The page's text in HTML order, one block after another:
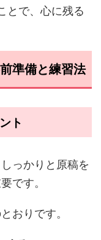
とで、心に残る
準備と練習法
ト
っかりと原稿を
です。
おりです。